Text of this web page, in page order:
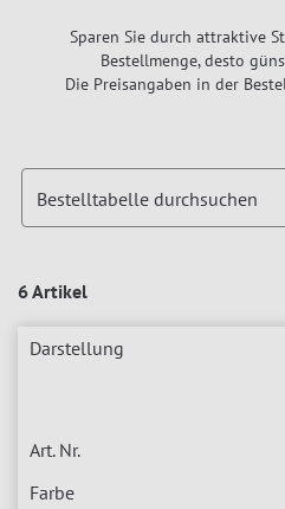
Sparen Sie durch attraktive
Bestellmenge, desto
Die Preisangaben in der
6 Artikel
Bestelltabelle durchsuchen